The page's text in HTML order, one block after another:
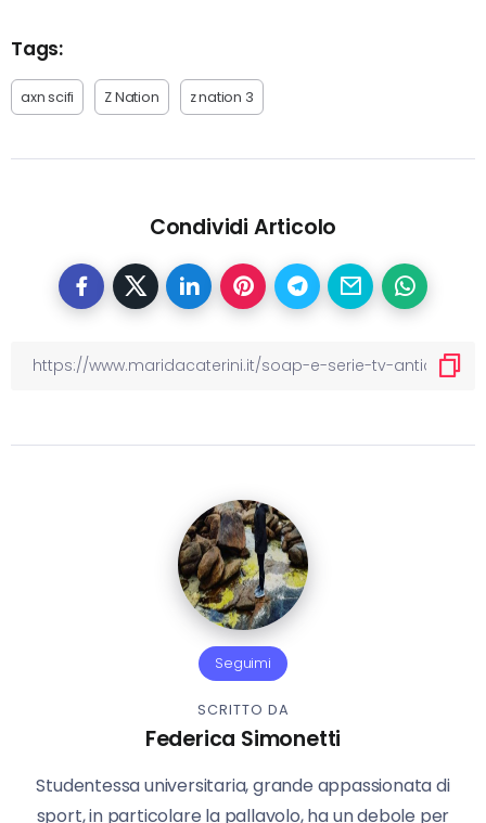
Tags:
axn scifi Z Nation z nation 3
Condividi Articolo
Seguimi
SCRITTO DA
Federica Simonetti
Studentessa universitaria, grande appassionata di
sport, in particolare la pallavolo, ha un debole per